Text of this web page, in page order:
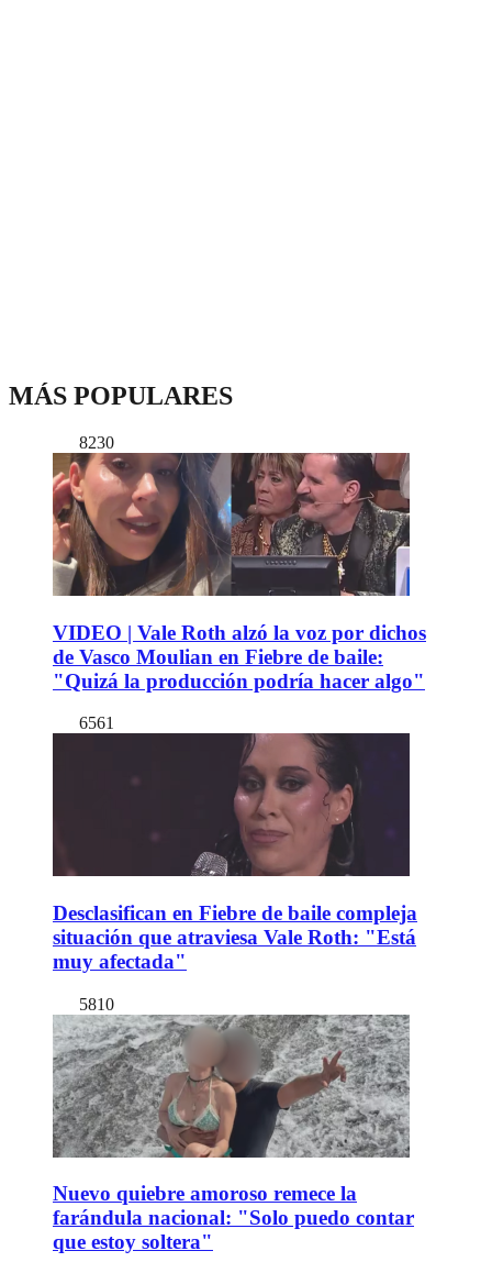
MÁS POPULARES
8230
VIDEO | Vale Roth alzó la voz por dichos
de Vasco Moulian en Fiebre de baile:
"Quizá la producción podría hacer algo"
6561
Desclasifican en Fiebre de baile compleja
situación que atraviesa Vale Roth: "Está
muy afectada"
5810
Nuevo quiebre amoroso remece la
farándula nacional: "Solo puedo contar
que estoy soltera"